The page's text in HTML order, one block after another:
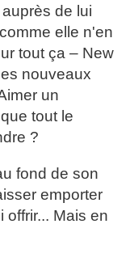
de lui
elle n'en
tout ça – New
nouveaux
un
tout le
?
fond de son
emporter
offrir... Mais en